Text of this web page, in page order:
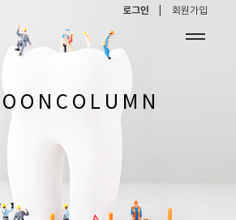
로그인 | 회원가입